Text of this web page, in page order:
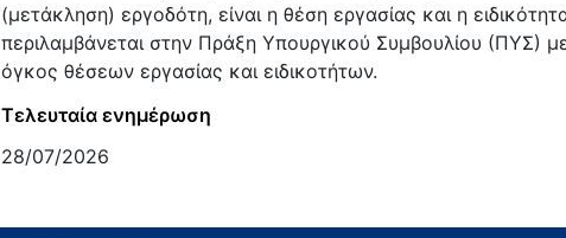
(μετάκληση) εργοδότη, είναι η θέση εργασίας και η
περιλαμβάνεται στην Πράξη Υπουργικού Συμβουλίου (ΠΥΣ)
όγκος θέσεων εργασίας και ειδικοτήτων.
Τελευταία ενημέρωση
28/07/2026